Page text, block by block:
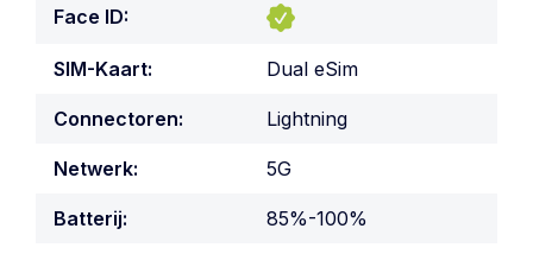
Face ID:
SIM-Kaart: Dual eSim
Connectoren: Lightning
Netwerk: 5G
Batterij: 85%-100%